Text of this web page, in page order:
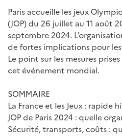
Paris accueille les jeux
(JOP) du 26 juillet au 11 août
septembre 2024.
de fortes implications pour
Le point sur les mesures
cet événement mondial.
SOMMAIRE
La France et les Jeux : rapide
JOP de Paris 2024 : quelle
Sécurité, transports, coûts :